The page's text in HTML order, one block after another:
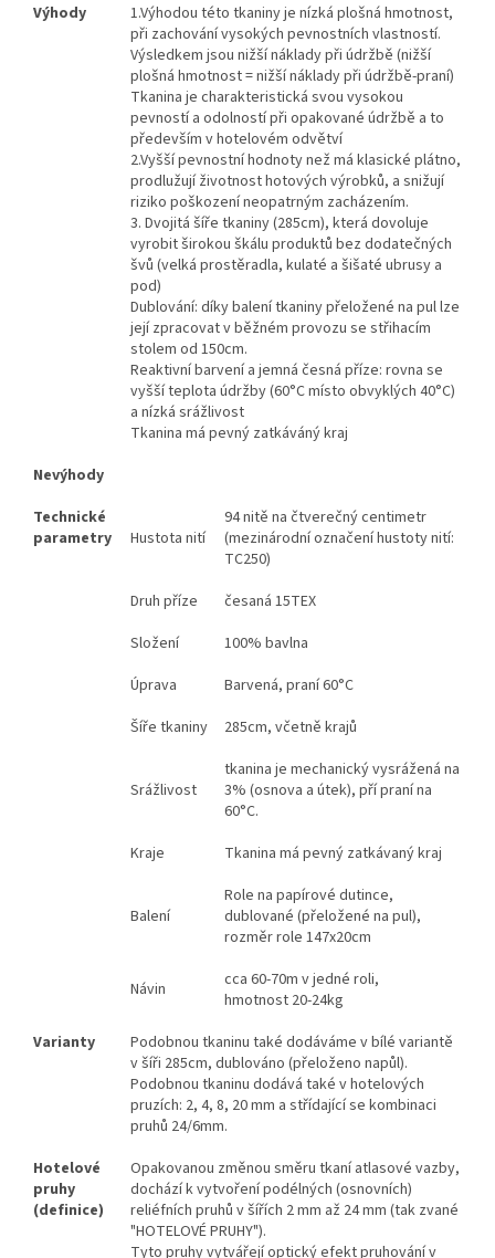
Výhody
1.Výhodou této tkaniny je nízká plošná hmotnost,
při zachování vysokých pevnostních vlastností.
Výsledkem jsou nižší náklady při údržbě (nižší
plošná hmotnost = nižší náklady při údržbě-praní)
Tkanina je charakteristická svou vysokou
pevností a odolností při opakované údržbě a to
především v hotelovém odvětví
2.Vyšší pevnostní hodnoty než má klasické plátno,
prodlužují životnost hotových výrobků, a snižují
riziko poškození neopatrným zacházením.
3. Dvojitá šíře tkaniny (285cm), která dovoluje
vyrobit širokou škálu produktů bez dodatečných
švů (velká prostěradla, kulaté a šišaté ubrusy a
pod)
Dublování: díky balení tkaniny přeložené na pul lze
její zpracovat v běžném provozu se střihacím
stolem od 150cm.
Reaktivní barvení a jemná česná příze: rovna se
vyšší teplota údržby (60°C místo obvyklých 40°C)
a nízká srážlivost
Tkanina má pevný zatkáváný kraj
Nevýhody
Technické
parametry
Hustota nití
94 nitě na čtverečný centimetr
(mezinárodní označení hustoty nití:
TC250)
Druh příze
česaná 15TEX
Složení
100% bavlna
Úprava
Barvená, praní 60°C
Šíře tkaniny
285cm, včetně krajů
Srážlivost
tkanina je mechanický vysrážená na
3% (osnova a útek), pří praní na
60°C.
Kraje
Tkanina má pevný zatkávaný kraj
Balení
Role na papírové dutince,
dublované (přeložené na pul),
rozměr role 147x20cm
Návin
cca 60-70m v jedné roli,
hmotnost 20-24kg
Varianty
Podobnou tkaninu také dodáváme v bílé variantě
v šíři 285cm, dublováno (přeloženo napůl).
Podobnou tkaninu dodává také v hotelových
pruzích: 2, 4, 8, 20 mm a střídající se kombinaci
pruhů 24/6mm.
Hotelové
pruhy
(definice)
Opakovanou změnou směru tkaní atlasové vazby,
dochází k vytvoření podélných (osnovních)
reliéfních pruhů v šířích 2 mm až 24 mm (tak zvané
"HOTELOVÉ PRUHY").
Tyto pruhy vytvářejí optický efekt pruhování v